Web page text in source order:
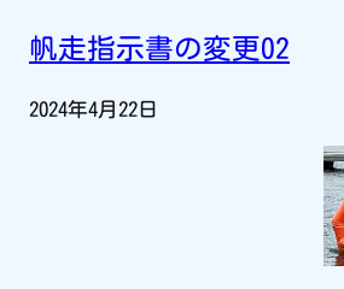
帆走指示書の変更02
2024年4月22日